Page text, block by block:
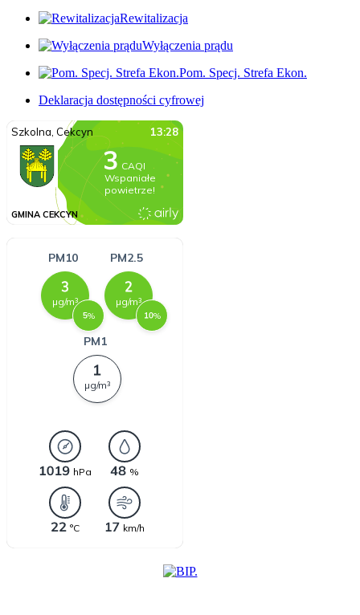
Rewitalizacja
Wyłączenia prądu
Pom. Specj. Strefa Ekon.
Deklaracja dostępności cyfrowej